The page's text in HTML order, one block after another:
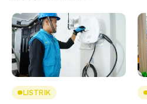
LISTRIK